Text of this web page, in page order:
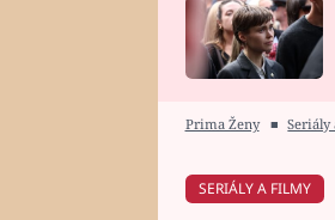
HOROSKOP NA
Prima Ženy ■
SERIÁLY A FILMY